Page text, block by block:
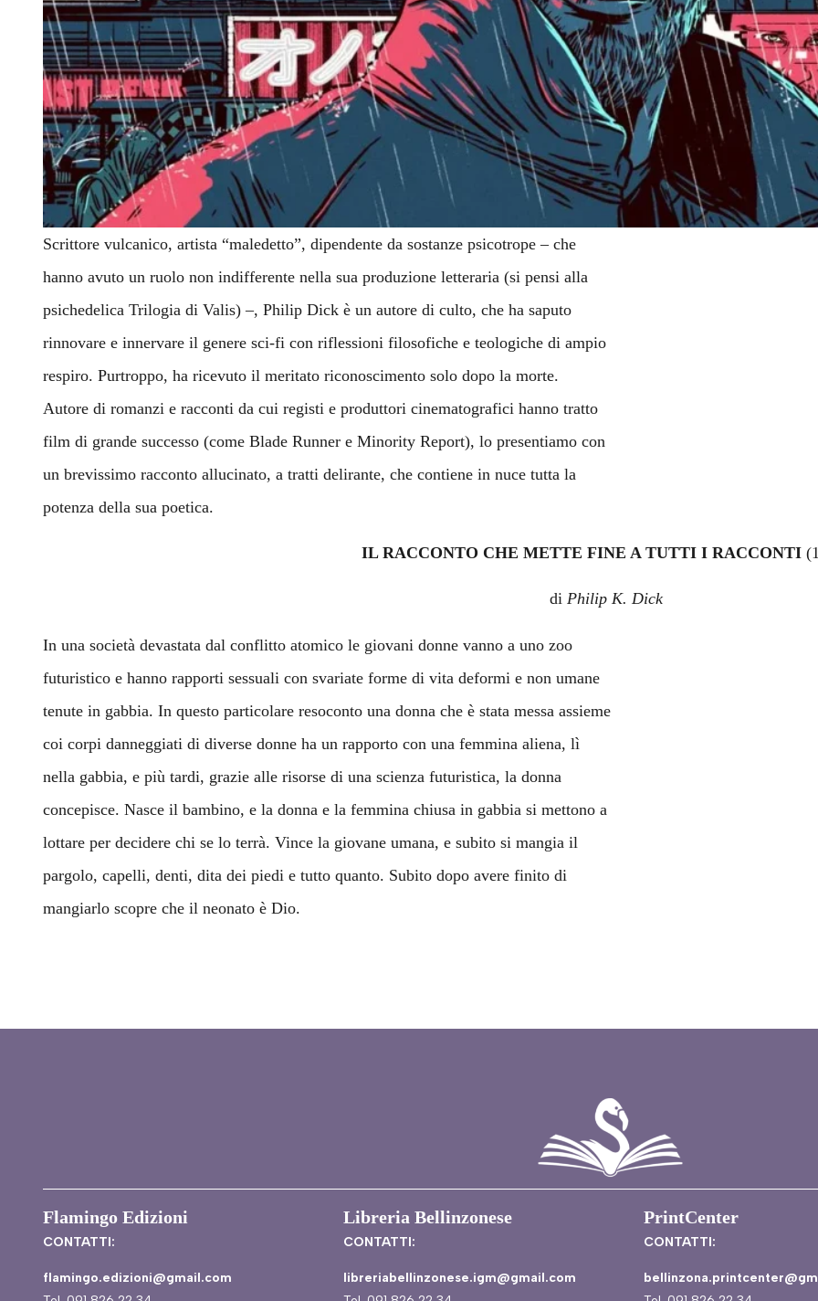
Scrittore vulcanico, artista “maledetto”, dipendente da sostanze psicotrope – che
hanno avuto un ruolo non indifferente nella sua produzione letteraria (si pensi alla
psichedelica Trilogia di Valis) –, Philip Dick è un autore di culto, che ha saputo
rinnovare e innervare il genere sci-fi con riflessioni filosofiche e teologiche di ampio
respiro. Purtroppo, ha ricevuto il meritato riconoscimento solo dopo la morte.
Autore di romanzi e racconti da cui registi e produttori cinematografici hanno tratto
film di grande successo (come Blade Runner e Minority Report), lo presentiamo con
un brevissimo racconto allucinato, a tratti delirante, che contiene in nuce tutta la
potenza della sua poetica.
IL RACCONTO CHE METTE FINE A TUTTI I RACCONTI
di Philip K. Dick
In una società devastata dal conflitto atomico le giovani donne vanno a uno zoo
futuristico e hanno rapporti sessuali con svariate forme di vita deformi e non umane
tenute in gabbia. In questo particolare resoconto una donna che è stata messa assieme
coi corpi danneggiati di diverse donne ha un rapporto con una femmina aliena, lì
nella gabbia, e più tardi, grazie alle risorse di una scienza futuristica, la donna
concepisce. Nasce il bambino, e la donna e la femmina chiusa in gabbia si mettono a
lottare per decidere chi se lo terrà. Vince la giovane umana, e subito si mangia il
pargolo, capelli, denti, dita dei piedi e tutto quanto. Subito dopo avere finito di
mangiarlo scopre che il neonato è Dio.
Flamingo Edizioni
CONTATTI:
flamingo.edizioni@gmail.com
Libreria Bellinzonese
CONTATTI:
libreriabellinzonese.igm@gmail.com
PrintCenter
CONTATTI: